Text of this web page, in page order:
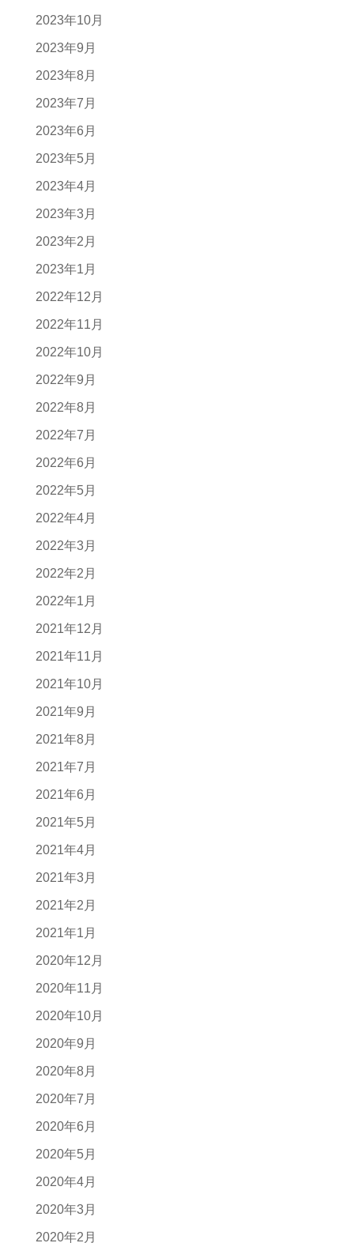
2023年10月
2023年9月
2023年8月
2023年7月
2023年6月
2023年5月
2023年4月
2023年3月
2023年2月
2023年1月
2022年12月
2022年11月
2022年10月
2022年9月
2022年8月
2022年7月
2022年6月
2022年5月
2022年4月
2022年3月
2022年2月
2022年1月
2021年12月
2021年11月
2021年10月
2021年9月
2021年8月
2021年7月
2021年6月
2021年5月
2021年4月
2021年3月
2021年2月
2021年1月
2020年12月
2020年11月
2020年10月
2020年9月
2020年8月
2020年7月
2020年6月
2020年5月
2020年4月
2020年3月
2020年2月